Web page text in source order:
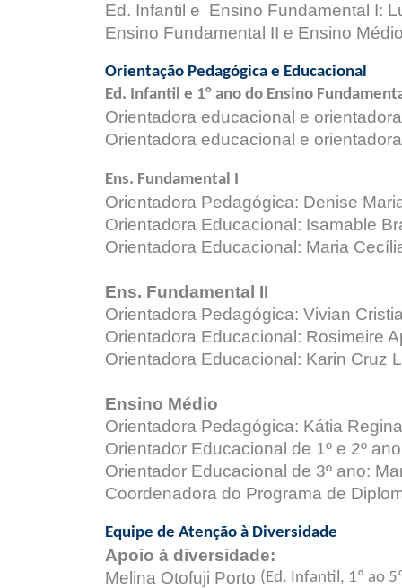
Ed. Infantil e Ensino Fundamental I:
Ensino Fundamental II e Ensino
Orientação Pedagógica e Educacional
Ed. Infantil e 1° ano do Ensino
Orientadora educacional e
Orientadora educacional e
Ens. Fundamental I
Orientadora Pedagógica: Denise
Orientadora Educacional: Isamable
Orientadora Educacional: Maria
Ens. Fundamental II
Orientadora Pedagógica: Vivian
Orientadora Educacional: Rosimeire
Orientadora Educacional: Karin Cruz
Ensino Médio
Orientadora Pedagógica: Kátia
Orientador Educacional de 1º e 2º
Orientador Educacional de 3º ano:
Coordenadora do Programa de
Equipe de Atenção à Diversidade
Apoio à diversidade:
Melina Otofuji Porto (Ed. Infantil, 1º ao